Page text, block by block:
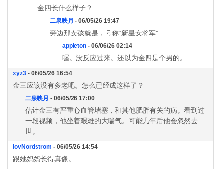
金四长什么样子？
二泉映月 - 06/05/26 19:47
旁边那女孩就是，号称“新星女将军”
appleton - 06/06/26 02:14
喔。没反应过来。还以为金四是个男的。
xyz3 - 06/05/26 16:54
金三应该没有多老吧。怎么已经成这样了？
二泉映月 - 06/05/26 17:00
估计金三有严重心血管堵塞，和其他肥胖有关的病。看到过
一段视频，他坐着艰难的大喘气。可能几年后他会忽然去
世。
lovNordstrom - 06/05/26 14:54
跟她妈妈长得真像。